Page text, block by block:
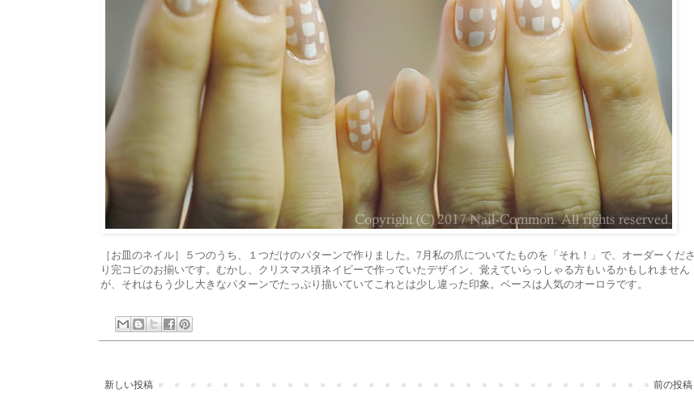
［お皿のネイル］５つのうち、１つだけのパターンで作りました。7月私の爪についてたものを「それ！」で、オーダーくださ
り完コピのお揃いです。むかし、クリスマス頃ネイビーで作っていたデザイン、覚えていらっしゃる方もいるかもしれません
が、それはもう少し大きなパターンでたっぷり描いていてこれとは少し違った印象。ベースは人気のオーロラです。
新しい投稿 前の投稿